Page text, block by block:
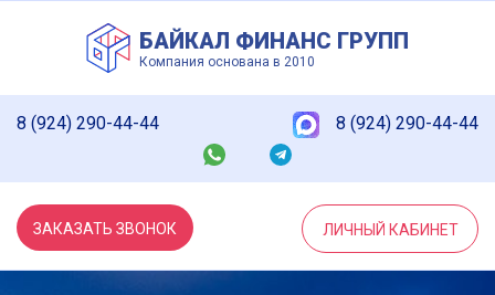
БАЙКАЛ ФИНАНС ГРУПП
Компания основана в 2010
8 (924) 290-44-44 8 (924) 290-44-44
ЛИЧНЫЙ КАБИНЕТ
ЗАКАЗАТЬ ЗВОНОК